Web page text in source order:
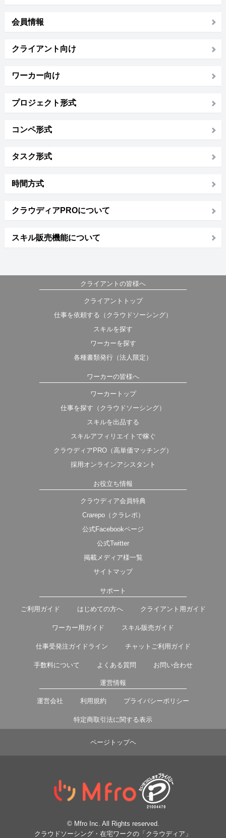
会員情報
クライアント向け
ワーカー向け
プロジェクト形式
コンペ形式
タスク形式
時間方式
クラウディアPROについて
スキル販売機能について
クライアントの皆様へ
クライアントトップ
仕事を依頼する（クラウドソーシング）
スキルを探す
ワーカーを探す
各種書類発行（法人限定）
ワーカーの皆様へ
ワーカートップ
仕事を探す（クラウドソーシング）
スキルを出品する
スキルアフィリエイトで稼ぐ
クラウディアPRO（高単価マッチング）
採用オンラインアシスタント
お役立ち情報
クラウディア会員特典
Crarepo（クラレポ）
公式Facebookページ
公式Twitter
掲載メディア様一覧
サイトマップ
サポート
ご利用ガイド はじめての方へ クライアント用ガイド
ワーカー用ガイド スキル販売ガイド
仕事受発注ガイドライン チャットご利用ガイド
手数料について よくある質問 お問い合わせ
運営情報
運営会社 利用規約 プライバシーポリシー
特定商取引法に関する表示
ページトップヘ
© Mfro Inc. All Rights reserved.
クラウドソーシング・在宅ワークの「クラウディア」